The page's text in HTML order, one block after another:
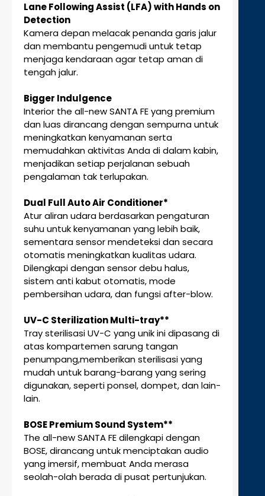
Lane Following Assist (LFA) with Hands on
Detection
Kamera depan melacak penanda garis jalur
dan membantu pengemudi untuk tetap
menjaga kendaraan agar tetap aman di
tengah jalur.
Bigger Indulgence
Interior the all-new SANTA FE yang premium
dan luas dirancang dengan sempurna untuk
meningkatkan kenyamanan serta
memudahkan aktivitas Anda di dalam kabin,
menjadikan setiap perjalanan sebuah
pengalaman tak terlupakan.
Dual Full Auto Air Conditioner*
Atur aliran udara berdasarkan pengaturan
suhu untuk kenyamanan yang lebih baik,
sementara sensor mendeteksi dan secara
otomatis meningkatkan kualitas udara.
Dilengkapi dengan sensor debu halus,
sistem anti kabut otomatis, mode
pembersihan udara, dan fungsi after-blow.
UV-C Sterilization Multi-tray**
Tray sterilisasi UV-C yang unik ini dipasang di
atas kompartemen sarung tangan
penumpang,memberikan sterilisasi yang
mudah untuk barang-barang yang sering
digunakan, seperti ponsel, dompet, dan lain-
lain.
BOSE Premium Sound System**
The all-new SANTA FE dilengkapi dengan
BOSE, dirancang untuk menciptakan audio
yang imersif, membuat Anda merasa
seolah-olah berada di pusat pertunjukan.